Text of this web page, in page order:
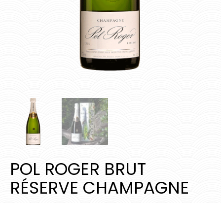
POL ROGER BRUT
RÉSERVE CHAMPAGNE